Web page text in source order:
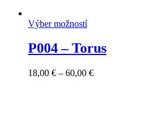
Výber možností
P004 – Torus
18,00 € – 60,00 €Price